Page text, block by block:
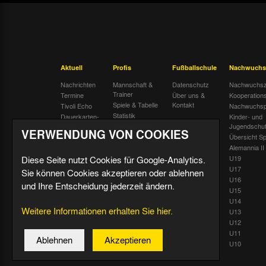
Aktuell
Nachrichten
Termine
Tivoli Echo
Dauerkarten-
Radiostream
Profis
Mannschaft &
Trainer
Spiele & Tabelle
Statistik
Geburtstage
Fußballschule
Datenschutz
Über uns &
Kontakt
Nachwuchs
Kinder- und
Übersicht
Alemannia II
U19
U17
U16
U15
U14
U13
U12
U11
U10
VERWENDUNG VON COOKIES
Diese Seite nutzt Cookies für Google-Analytics.
Sie können Cookies akzeptieren oder ablehnen
und Ihre Entscheidung jederzeit ändern.
Weitere Informationen erhalten Sie hier.
Ablehnen Akzeptieren